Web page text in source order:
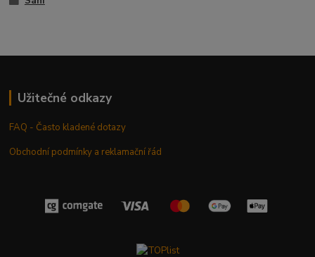
Užitečné odkazy
FAQ - Často kladené dotazy
Obchodní podmínky a reklamační řád